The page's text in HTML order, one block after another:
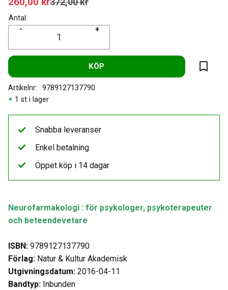
Antal
+
-
KÖP
Lägg
1 st i lager
Artikelnr 9789127137790
Neurofarmakologi : för psykologer, psykoterapeuter
och beteendevetare
ISBN: 9789127137790
Förlag: Natur & Kultur Akademisk
Utgivningsdatum: 2016-04-11
Bandtyp: Inbunden
Snabba leveranser
Enkel betalning
Öppet köp i 14 dagar